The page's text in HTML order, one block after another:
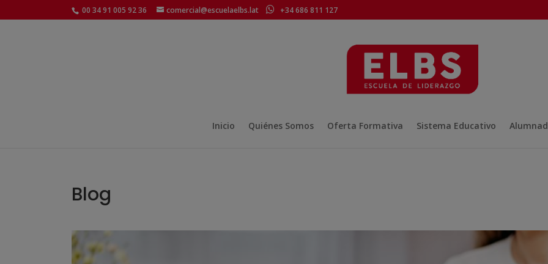
00 34 91 005 92 36 comercial@escuelaelbs.lat +34 686 811 127
Inicio Quiénes Somos Oferta Formativa Sistema Educativo
Blog